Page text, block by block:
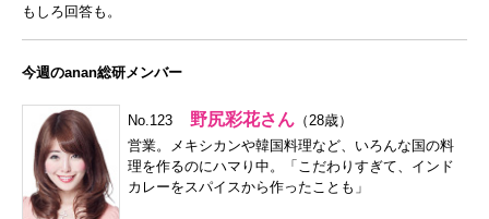
もしろ回答も。
今週のanan総研メンバー
No.123 野尻彩花さん （28歳）
営業。メキシカンや韓国料理など、いろんな国の料
理を作るのにハマり中。「こだわりすぎて、インド
カレーをスパイスから作ったことも」